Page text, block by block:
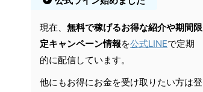
現在、 無料で稼げるお得な紹介や期間限
定キャンペーン情報を公式LINEで定期
的に配信しています。
他にもお得にお金を受け取りたい方は登